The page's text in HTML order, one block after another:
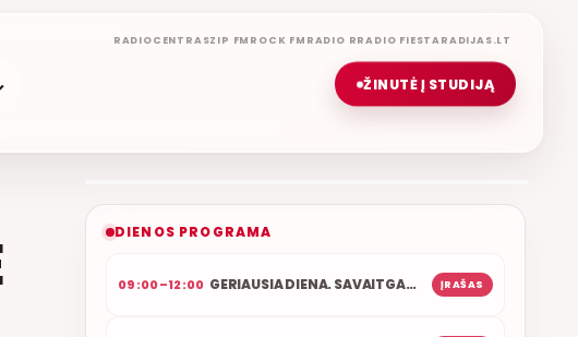
RADIOCENTRASZIP FM ROCK FM RADIO RRADIO FIESTARADIJAS.LT
ŽINUTĖ Į STUDIJĄ
ETERYJE
ŠOKIŲ VAKARAS
DIENOS PROGRAMA
09:00–12:00 GERIAUSIA DIENA. SAVAITGALIS ĮRAŠAS